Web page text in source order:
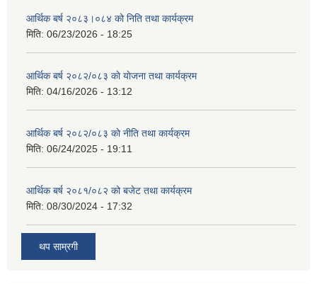
आर्थिक बर्ष २०८३।०८४ को निति तथा कार्यक्रम
मिति: 06/23/2026 - 18:25
आर्थिक बर्ष २०८२/०८३ काे याेजना तथा कार्यक्रम
मिति: 04/16/2026 - 13:12
आर्थिक बर्ष २०८२/०८३ काे नीति तथा कार्यक्रम
मिति: 06/24/2025 - 19:11
आर्थिक बर्ष २०८१/०८२ को बजेट तथा कार्यक्रम
मिति: 08/30/2024 - 17:32
थप साम्रगी